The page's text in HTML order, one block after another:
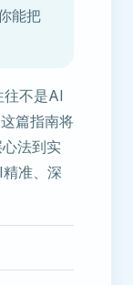
能把
往不是AI
篇指南将
法到实
准、深